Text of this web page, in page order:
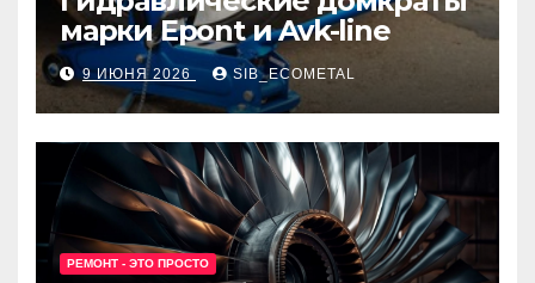
марки Epont и Avk-line
9 ИЮНЯ 2026 SIB_ECOMETAL
РЕМОНТ - ЭТО ПРОСТО